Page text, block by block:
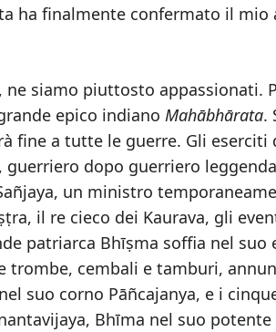
ha finalmente confermato il mio
ne siamo piuttosto appassionati.
epico indiano Mahābhārata.
fine a tutte le guerre. Gli eserciti
guerriero dopo guerriero
un ministro
il re cieco dei Kaurava, gli
patriarca Bhīṣma soffia nel suo
trombe, cembali e tamburi,
suo corno Pāñcajanya, e i
Bhīma nel suo potente